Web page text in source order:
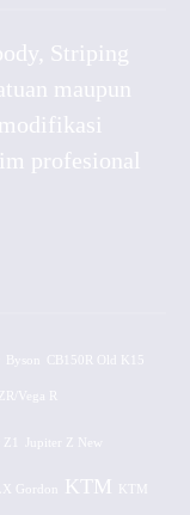
Striping
maupun
profesional
CB150R Old K15
Vega R
Gordon KTM KTM